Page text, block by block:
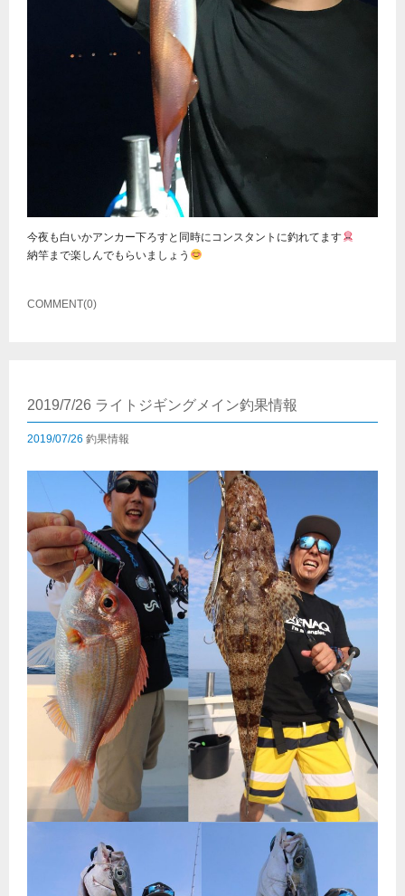
今夜も白いかアンカー下ろすと同時にコンスタントに釣れてます
納竿まで楽しんでもらいましょう
COMMENT(0)
2019/7/26 ライトジギングメイン釣果情報
2019/07/26 釣果情報